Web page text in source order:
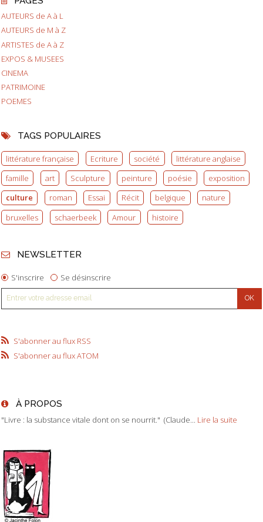
AUTEURS de A à L
AUTEURS de M à Z
ARTISTES de A à Z
EXPOS & MUSEES
CINEMA
PATRIMOINE
POEMES
TAGS POPULAIRES
littérature française Ecriture société
littérature anglaise
famille
art Sculpture peinture poésie
exposition
culture
roman Essai Récit belgique
nature
bruxelles
schaerbeek Amour histoire
NEWSLETTER
S'inscrire Se désinscrire
S'abonner au flux RSS
S'abonner au flux ATOM
À PROPOS
"Livre : la substance vitale dont on se nourrit." (Claude... Lire la suite